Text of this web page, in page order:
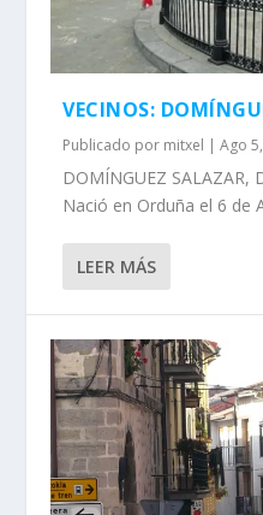
VECINOS:
Publicado por mitxel |Ago
DOMÍNGUEZ SALAZAR,
Nació en Orduña el 6 de
LEER MÁS